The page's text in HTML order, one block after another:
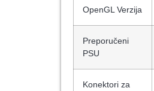
OpenGL Verzija
Preporučeni
PSU
Konektori za